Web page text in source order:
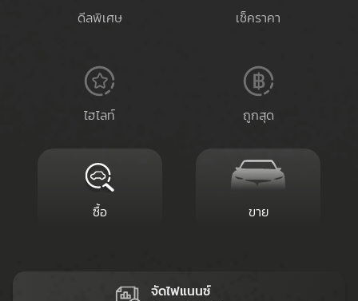
ดีลพิเศษ เช็คราคา
ไฮไลท์ ถูกสุด
ซื้อ ขาย
จัดไฟแนนซ์